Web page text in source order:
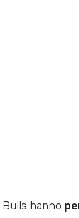
hanno